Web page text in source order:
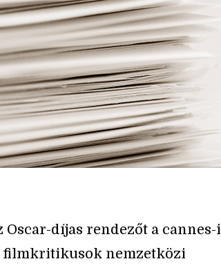
díjas rendezőt a cannes-i
nemzetközi